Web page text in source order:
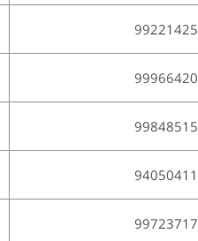
99221425
99966420
99848515
94050411
99723717